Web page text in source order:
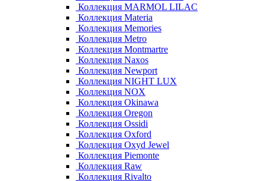
Коллекция MARMOL LILAC
Коллекция Materia
Коллекция Memories
Коллекция Metro
Коллекция Montmartre
Коллекция Naxos
Коллекция Newport
Коллекция NIGHT LUX
Коллекция NOX
Коллекция Okinawa
Коллекция Oregon
Коллекция Ossidi
Коллекция Oxford
Коллекция Oxyd Jewel
Коллекция Piemonte
Коллекция Raw
Коллекция Rivalto